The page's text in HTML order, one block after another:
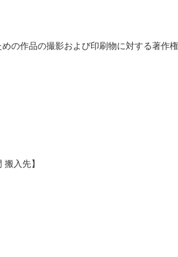
の作品の撮影および印刷物に対する著作
入先】